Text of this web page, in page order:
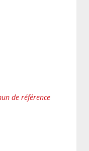
de référence